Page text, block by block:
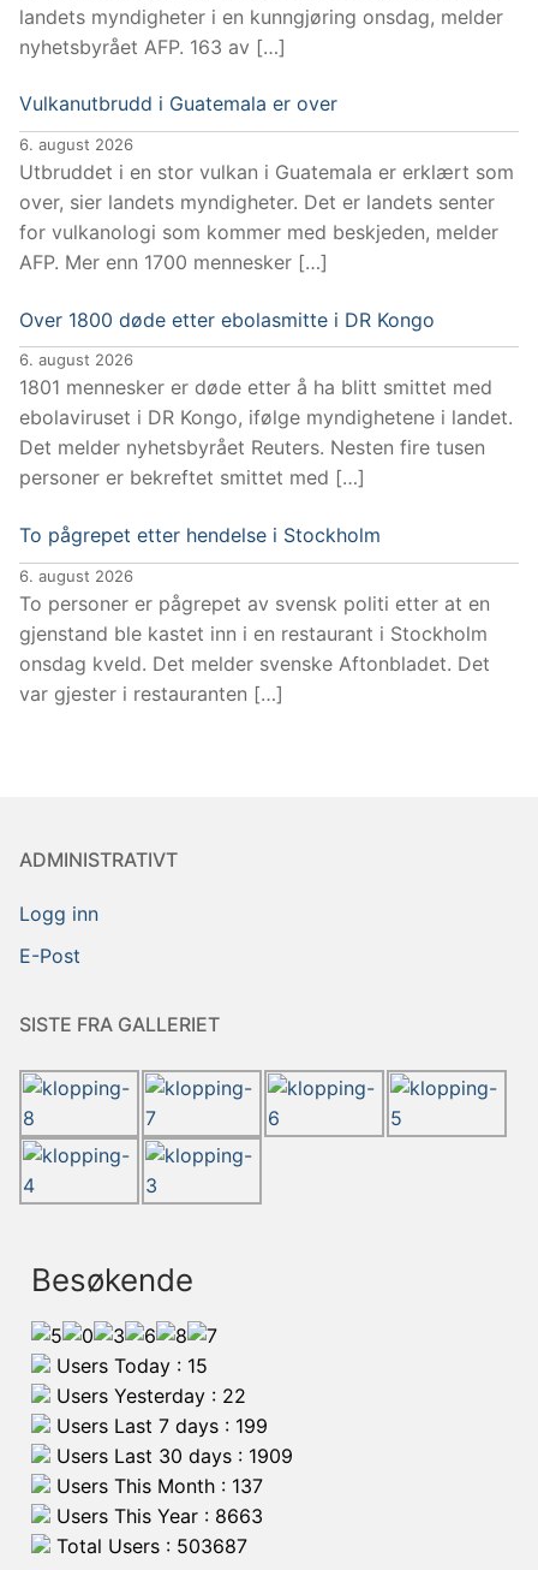
landets myndigheter i en kunngjøring onsdag, melder
nyhetsbyrået AFP. 163 av […]
Vulkanutbrudd i Guatemala er over
6. august 2026
Utbruddet i en stor vulkan i Guatemala er erklært som
over, sier landets myndigheter. Det er landets senter
for vulkanologi som kommer med beskjeden, melder
AFP. Mer enn 1700 mennesker […]
Over 1800 døde etter ebolasmitte i DR Kongo
6. august 2026
1801 mennesker er døde etter å ha blitt smittet med
ebolaviruset i DR Kongo, ifølge myndighetene i landet.
Det melder nyhetsbyrået Reuters. Nesten fire tusen
personer er bekreftet smittet med […]
To pågrepet etter hendelse i Stockholm
6. august 2026
To personer er pågrepet av svensk politi etter at en
gjenstand ble kastet inn i en restaurant i Stockholm
onsdag kveld. Det melder svenske Aftonbladet. Det
var gjester i restauranten […]
ADMINISTRATIVT
Logg inn
E-Post
SISTE FRA GALLERIET
Besøkende
Users Today : 15
Users Yesterday : 22
Users Last 7 days : 199
Users Last 30 days : 1909
Users This Month : 137
Users This Year : 8663
Total Users : 503687